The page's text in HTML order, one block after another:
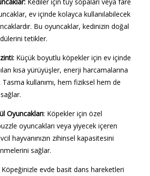
ev içinde kolayca kullanılabilecek
Bu oyuncaklar, kedinizin doğal
tetikler.
Küçük boyutlu köpekler için ev içinde
kısa yürüyüşler, enerji harcamalarına
Tasma kullanımı, hem fiziksel hem de
Oyuncakları: Köpekler için özel
oyuncakları veya yiyecek içeren
hayvanınızın zihinsel kapasitesini
sağlar.
Köpeğinizle evde basit dans hareketleri